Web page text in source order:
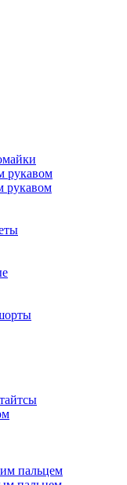
рукавом
рукавом
пальцем